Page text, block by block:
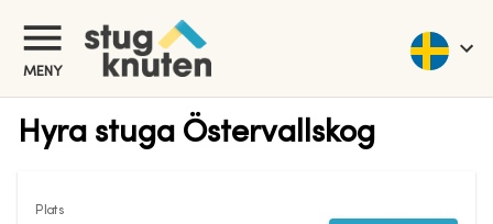
MENY
Hyra stuga Östervallskog
Plats